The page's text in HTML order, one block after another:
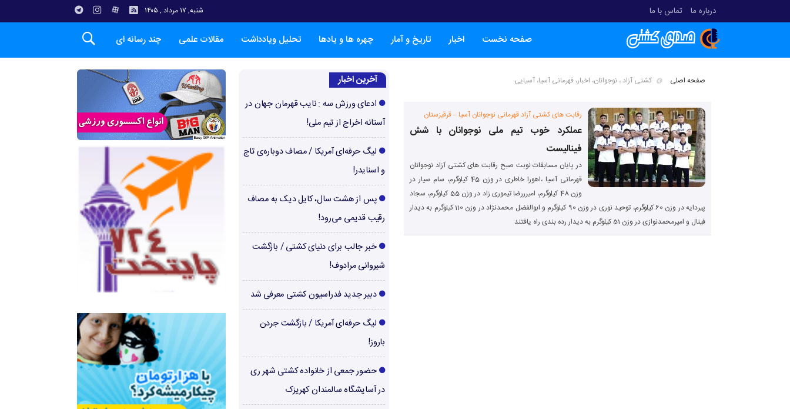
درباره ما تماس با ما شنبه, ۱۷ مرداد , ۱۴۰۵
صفحه نخست اخبار تاریخ و آمار چهره ها و یادها تحلیل ویادداشت مقالات علمی چند رسانه ای
صفحه اصلی کشتی آزاد ، نوجوانان، اخبار، قهرمانی آسیا، آسیایی
رقابت های کشتی آزاد قهرمانی نوجوانان آسیا – قرقیزستان
عملکرد خوب تیم ملی نوجوانان با شش
فینالیست
در پایان مسابقات نوبت صبح رقابت های کشتی آزاد نوجوانان
قهرمانی آسیا ،اهورا خاطری در وزن 45 کیلوگرم، سام سیار در
وزن 48 کیلوگرم، امیرررضا تیموری زاد در وزن 55 کیلوگرم، سجاد
پیردایه در وزن 60 کیلوگرم، توحید نوری در وزن 90 کیلوگرم و ابوالفضل محمدنژاد در وزن 110 کیلوگرم به دیدار
فینال و امیرمحمدنوازی در وزن 51 کیلوگرم به دیدار رده بندی راه یافتند
آخرین اخبار
ادعای ورزش سه : نایب قهرمان جهان در
آستانه اخراج از تیم ملی!
لیگ حرفه‌ای آمریکا / مصاف دوباره‌ی تاج
و اسنایدر!
پس از هشت سال، کایل دیک به مصاف
رقیب قدیمی می‌رود!
خبر جالب برای دنیای کشتی / بازگشت
شیروانی مرادوف!
دبیر جدید فدراسیون کشتی معرفی شد
لیگ حرفه‌ای آمریکا / بازگشت جردن
باروز!
حضور جمعی از خانواده کشتی شهر ری
در آسایشگاه سالمندان کهریزک